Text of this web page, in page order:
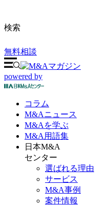
検索
無料相談
powered by
コラム
M&Aニュース
M&Aを学ぶ
M&A 用語集
日本M&A
センター
選ばれる理由
サービス
M&A事例
案件情報